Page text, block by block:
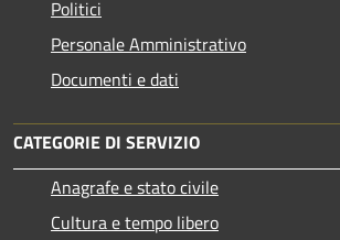
Politici
Personale Amministrativo
Documenti e dati
CATEGORIE DI SERVIZIO
Anagrafe e stato civile
Cultura e tempo libero